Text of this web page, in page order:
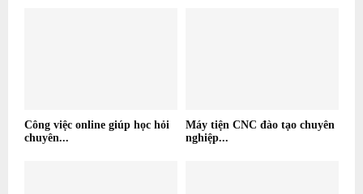
Công việc online giúp học hỏi
chuyên...
Máy tiện CNC đào tạo chuyên
nghiệp...